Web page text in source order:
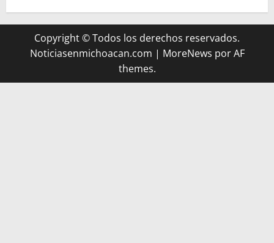
Copyright © Todos los derechos reservados.
Noticiasenmichoacan.com | MoreNews por AF
themes.